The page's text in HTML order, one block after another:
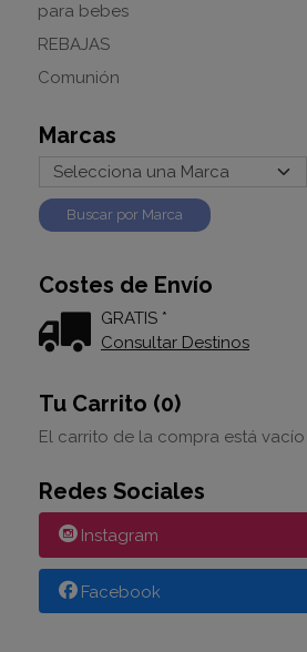
para bebes
REBAJAS
Comunión
Marcas
Costes de Envío
GRATIS *
Consultar Destinos
Tu Carrito (0)
El carrito de la compra está vacío
Redes Sociales
Instagram
Facebook